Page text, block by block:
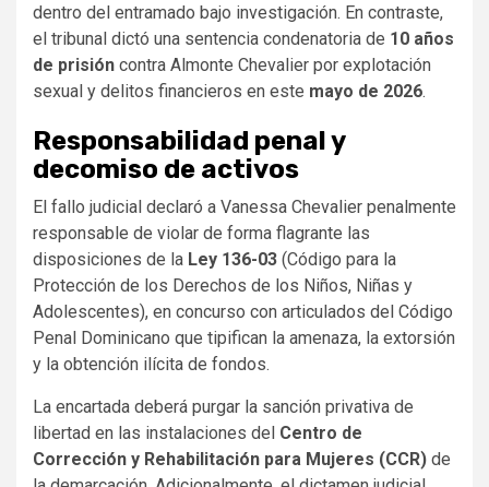
dentro del entramado bajo investigación. En contraste,
el tribunal dictó una sentencia condenatoria de 10 años
de prisión contra Almonte Chevalier por explotación
sexual y delitos financieros en este mayo de 2026.
Responsabilidad penal y
decomiso de activos
El fallo judicial declaró a Vanessa Chevalier penalmente
responsable de violar de forma flagrante las
disposiciones de la Ley 136-03 (Código para la
Protección de los Derechos de los Niños, Niñas y
Adolescentes), en concurso con articulados del Código
Penal Dominicano que tipifican la amenaza, la extorsión
y la obtención ilícita de fondos.
La encartada deberá purgar la sanción privativa de
libertad en las instalaciones del Centro de
Corrección y Rehabilitación para Mujeres (CCR) de